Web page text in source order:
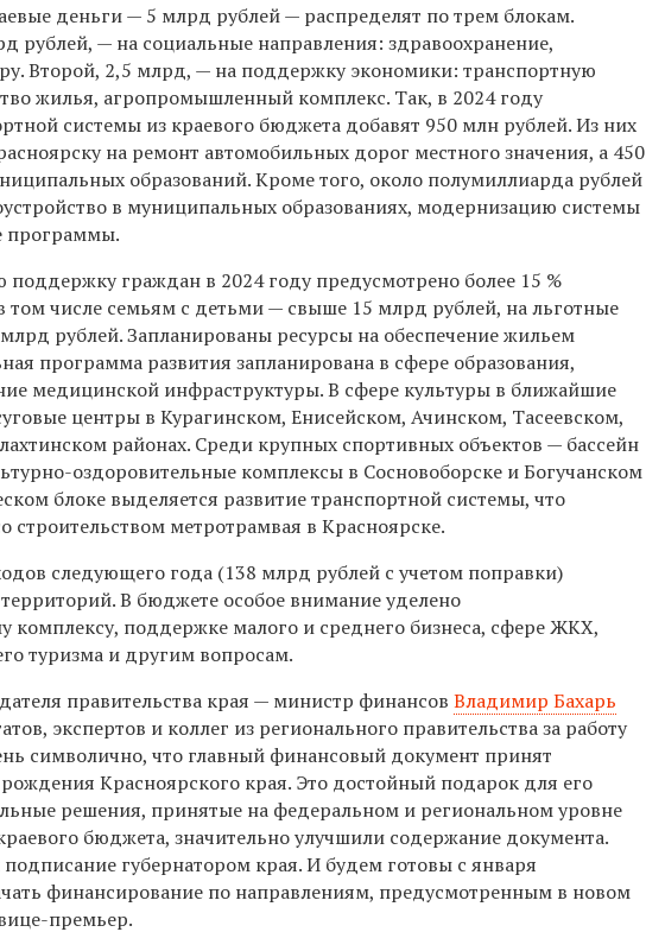
деньги — 5 млрд рублей — распределят по трем блокам.
рублей, — на социальные направления: здравоохранение,
Второй, 2,5 млрд, — на поддержку экономики: транспортную
жилья, агропромышленный комплекс. Так, в 2024 году
системы из краевого бюджета добавят 950 млн рублей. Из них
на ремонт автомобильных дорог местного значения, а 450
образований. Кроме того, около полумиллиарда рублей
в муниципальных образованиях, модернизацию системы
программы.
поддержку граждан в 2024 году предусмотрено более 15 %
том числе семьям с детьми — свыше 15 млрд рублей, на льготные
рублей. Запланированы ресурсы на обеспечение жильем
программа развития запланирована в сфере образования,
медицинской инфраструктуры. В сфере культуры в ближайшие
центры в Курагинском, Енисейском, Ачинском, Тасеевском,
районах. Среди крупных спортивных объектов — бассейн
оздоровительные комплексы в Сосновоборске и Богучанском
блоке выделяется развитие транспортной системы, что
строительством метротрамвая в Красноярске.
следующего года (138 млрд рублей с учетом поправки)
В бюджете особое внимание уделено
комплексу, поддержке малого и среднего бизнеса, сфере ЖКХ,
туризма и другим вопросам.
правительства края — министр финансовВладимир Бахарь
экспертов и коллег из регионального правительства за работу
символично, что главный финансовый документ принят
Красноярского края. Это достойный подарок для его
решения, принятые на федеральном и региональном уровне
бюджета, значительно улучшили содержание документа.
губернатором края. И будем готовы с января
финансирование по направлениям, предусмотренным в новом
премьер.